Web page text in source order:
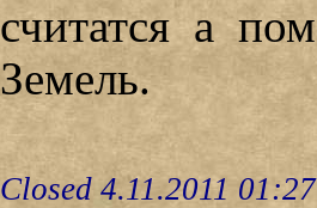
считатся а
Земель.
Closed 4.11.2011